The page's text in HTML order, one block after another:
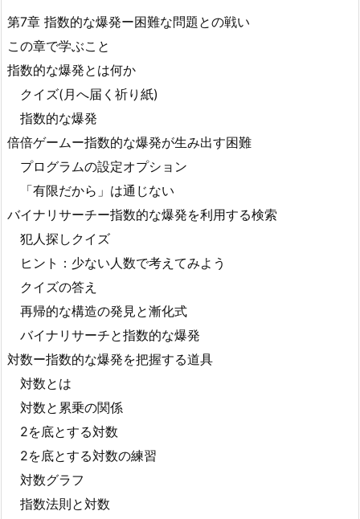
第7章 指数的な爆発ー困難な問題との戦い
この章で学ぶこと
指数的な爆発とは何か
クイズ(月へ届く祈り紙)
指数的な爆発
倍倍ゲームー指数的な爆発が生み出す困難
プログラムの設定オプション
「有限だから」は通じない
バイナリサーチー指数的な爆発を利用する検索
犯人探しクイズ
ヒント：少ない人数で考えてみよう
クイズの答え
再帰的な構造の発見と漸化式
バイナリサーチと指数的な爆発
対数ー指数的な爆発を把握する道具
対数とは
対数と累乗の関係
2を底とする対数
2を底とする対数の練習
対数グラフ
指数法則と対数